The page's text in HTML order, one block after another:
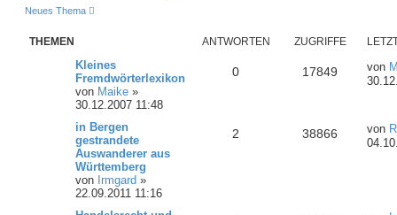
Neues Thema
THEMEN ANTWORTEN ZUGRIFFE
Kleines
Fremdwörterlexikon
von Maike »
30.12.2007 11:48
0 17849 von
in Bergen
gestrandete
Auswanderer aus
Württemberg
von Irmgard »
22.09.2011 11:16
2 38866 von